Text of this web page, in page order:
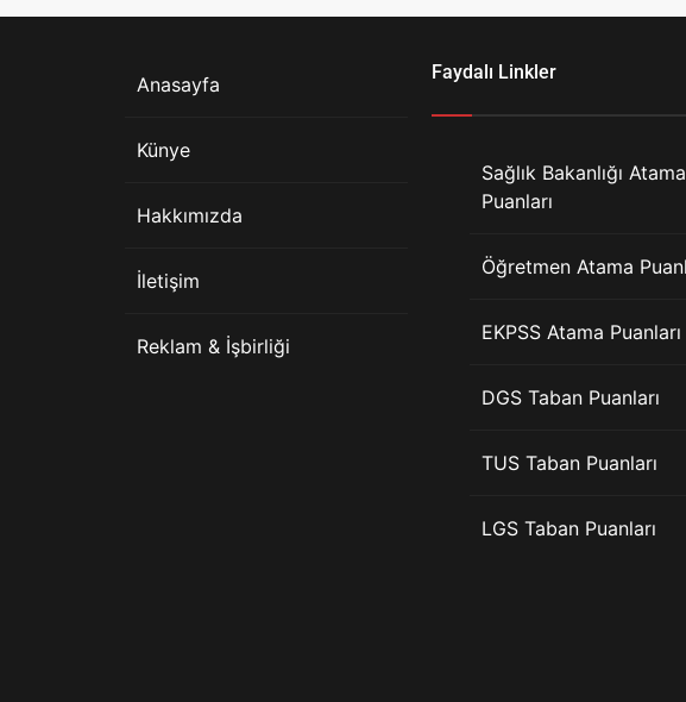
Anasayfa
Künye
Hakkımızda
İletişim
Reklam & İşbirliği
Faydalı Linkler
Sağlık Bakanlığı Atama
Puanları
Öğretmen Atama
EKPSS Atama Puanları
DGS Taban Puanları
TUS Taban Puanları
LGS Taban Puanları